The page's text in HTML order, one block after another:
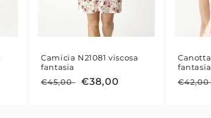
Camicia N21081 viscosa
fantasia
Prezzo
€45,00
Prezzo
€38,00
Canotta
fantasia